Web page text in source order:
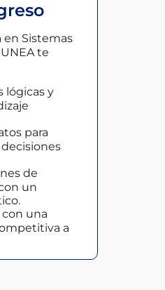
en Sistemas
te
lógicas y
para
de
un
con una
a